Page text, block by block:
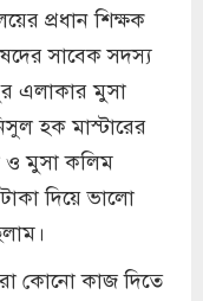
প্রধান শিক্ষক
সাবেক সদস্য
এলাকার মুসা
হক মাস্টারের
ও মুসা কলিম
দিয়ে ভালো
কোনো কাজ দিতে